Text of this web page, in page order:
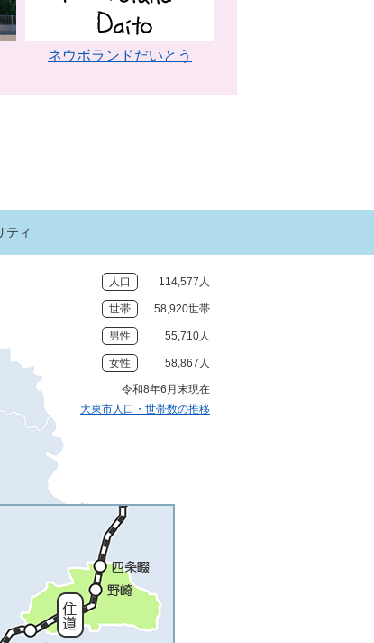
ネウボランドだいとう
ティ
人口 114,577人
世帯 58,920世帯
男性 55,710人
女性 58,867人
令和8年6月末現在
大東市人口・世帯数の推移